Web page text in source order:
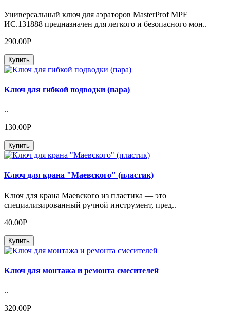
Универсальный ключ для аэраторов MasterProf MPF
ИС.131888 предназначен для легкого и безопасного мон..
290.00Р
Купить
Ключ для гибкой подводки (пара)
..
130.00Р
Купить
Ключ для крана "Маевского" (пластик)
Ключ для крана Маевского из пластика — это
специализированный ручной инструмент, пред..
40.00Р
Купить
Ключ для монтажа и ремонта смесителей
..
320.00Р